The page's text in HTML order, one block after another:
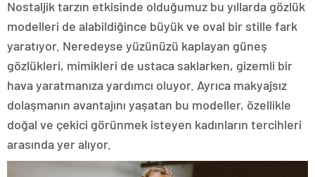
Nostaljik tarzın etkisinde olduğumuz bu yıllarda gözlük
modelleri de alabildiğince büyük ve oval bir stille fark
yaratıyor. Neredeyse yüzünüzü kaplayan güneş
gözlükleri, mimikleri de ustaca saklarken, gizemli bir
hava yaratmanıza yardımcı oluyor. Ayrıca makyajsız
dolaşmanın avantajını yaşatan bu modeller, özellikle
doğal ve çekici görünmek isteyen kadınların tercihleri
arasında yer alıyor.